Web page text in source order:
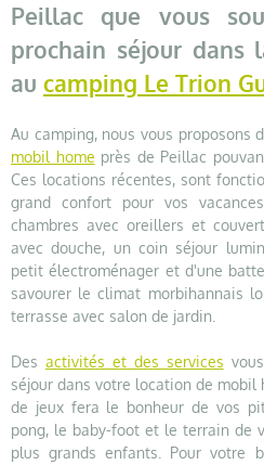
Peillac que vous
prochain séjour dans
au camping Le Trion
Au camping, nous vous proposons
mobil home près de Peillac
Ces locations récentes, sont
grand confort pour vos
chambres avec oreillers et
avec douche, un coin séjour
petit électroménager et d'une
savourer le climat morbihannais
terrasse avec salon de jardin.
Des activités et des services
séjour dans votre location de mobil
de jeux fera le bonheur de vos
pong, le baby-foot et le terrain de
plus grands enfants. Pour votre